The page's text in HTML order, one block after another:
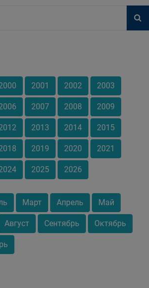
2001 2002 2003
2007 2008 2009
2013 2014 2015
2019 2020 2021
2025 2026
Март Апрель Май
Август Сентябрь Октябрь